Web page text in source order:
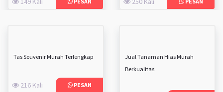
Tas Souvenir Murah Terlengkap
216 Kali PESAN
Jual Tanaman Hias Murah
Berkualitas